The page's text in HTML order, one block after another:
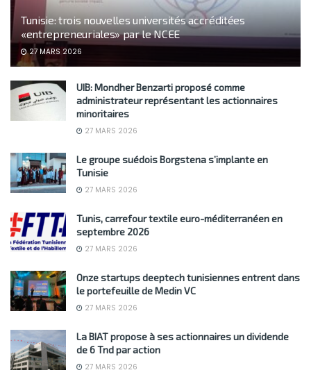
Tunisie: trois nouvelles universités accréditées
«entrepreneuriales» par le NCEE
27 MARS 2026
UIB: Mondher Benzarti proposé comme
administrateur représentant les actionnaires
minoritaires
27 MARS 2026
Le groupe suédois Borgstena s’implante en
Tunisie
27 MARS 2026
Tunis, carrefour textile euro-méditerranéen en
septembre 2026
27 MARS 2026
Onze startups deeptech tunisiennes entrent dans
le portefeuille de Medin VC
27 MARS 2026
La BIAT propose à ses actionnaires un dividende
de 6 Tnd par action
27 MARS 2026